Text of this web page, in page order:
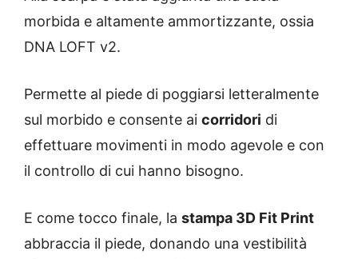
morbida e altamente ammortizzante, ossia
DNA LOFT v2.
Permette al piede di poggiarsi letteralmente
sul morbido e consente ai corridori di
effettuare movimenti in modo agevole e con
il controllo di cui hanno bisogno.
E come tocco finale, la stampa 3D Fit Print
abbraccia il piede, donando una vestibilità